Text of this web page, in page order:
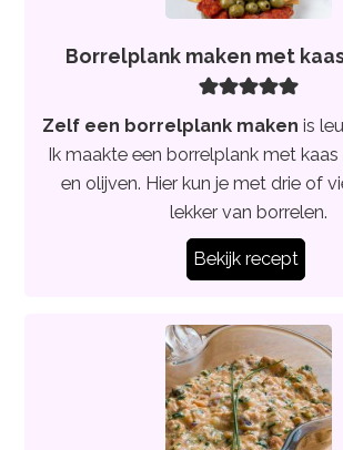
Borrelplank maken met
Zelf een borrelplank maken is
Ik maakte een borrelplank met kaas
en olijven. Hier kun je met drie of
lekker van borrelen.
Bekijk recept